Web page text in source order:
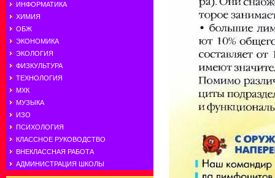
ИНФОРМАТИКА
ХИМИЯ
ОБЖ
ЭКОНОМИКА
ЭКОЛОГИЯ
ФИЗКУЛЬТУРА
ТЕХНОЛОГИЯ
МХК
МУЗЫКА
ИЗО
ПСИХОЛОГИЯ
КЛАССНОЕ РУКОВОДСТВО
ВНЕКЛАССНАЯ РАБОТА
АДМИНИСТРАЦИЯ ШКОЛЫ